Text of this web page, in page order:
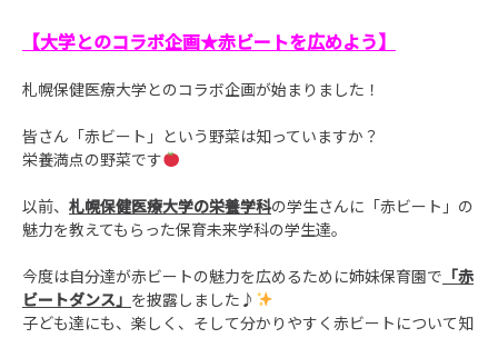
【大学とのコラボ企画★赤ビートを広めよう】
札幌保健医療大学とのコラボ企画が始まりました！
皆さん「赤ビート」という野菜は知っていますか？
栄養満点の野菜です
以前、 札幌保健医療大学の栄養学科の学生さんに「赤ビート 」の
魅力を教えてもらった保育未来学科の学生達。
今度は自分達が赤ビートの魅力を広めるために姉妹保育園で 「赤
ビートダンス」 を披露しました♪
子ども達にも、楽しく、そして分かりやすく赤ビートについて知